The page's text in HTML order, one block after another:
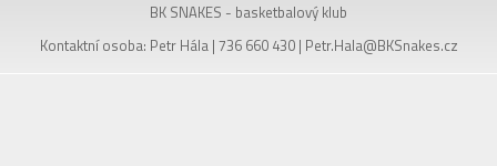
BK SNAKES - basketbalový klub
Kontaktní osoba: Petr Hála | 736 660 430 | Petr.Hala@BKSnakes.cz